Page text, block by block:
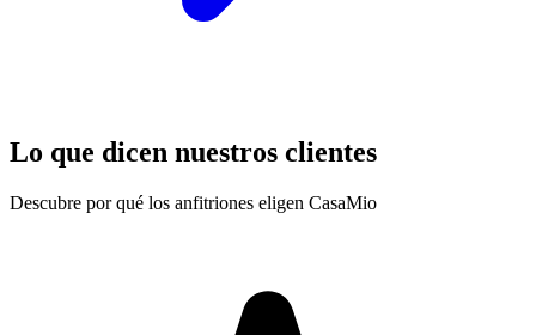
Lo que dicen nuestros clientes
Descubre por qué los anfitriones eligen CasaMio